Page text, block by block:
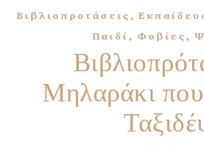
Βιβλιοπροτάσεις,
Παιδί, Φοβίες,
Μηλαράκι